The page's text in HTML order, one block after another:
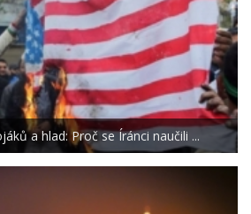
a hlad: Proč se Íránci naučili ...